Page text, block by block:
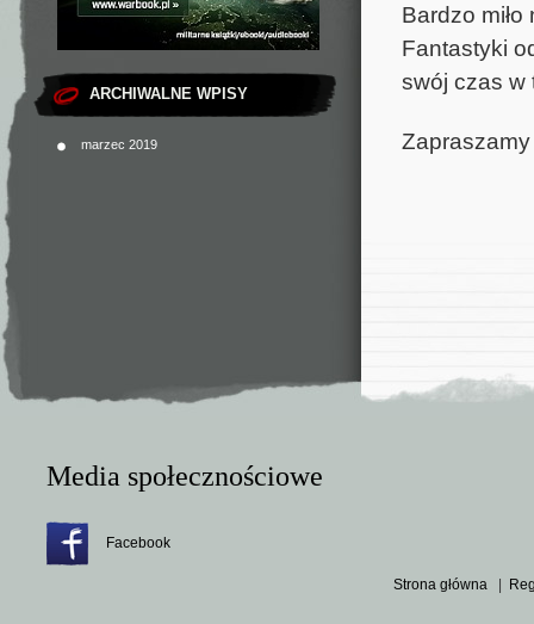
ARCHIWALNE WPISY
marzec 2019
Bardzo
Fantastyki
swój czas w
Media społecznościowe
Facebook
Strona główna